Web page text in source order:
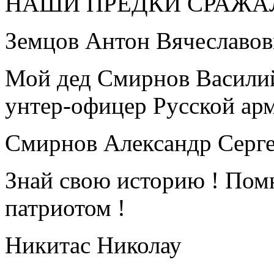
Земцов Антон
Мой дед Смирнов
унтер-офицер Русской
Смирнов Александр
Знай свою историю !
патриотом !
Никитас Николау